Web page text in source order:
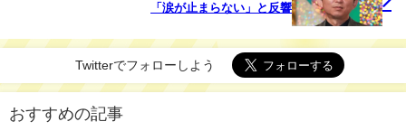
「涙が止まらない」と反響
Twitterでフォローしよう
おすすめの記事